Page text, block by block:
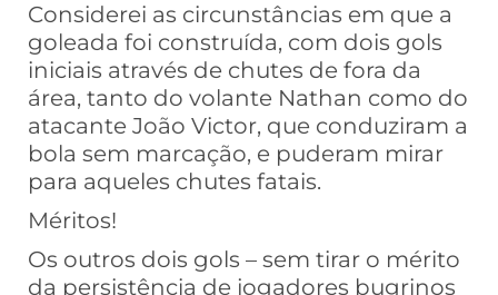
Considerei as circunstâncias em que a
goleada foi construída, com dois gols
iniciais através de chutes de fora da
área, tanto do volante Nathan como do
atacante João Victor, que conduziram a
bola sem marcação, e puderam mirar
para aqueles chutes fatais.
Méritos!
Os outros dois gols – sem tirar o mérito
da persistência de jogadores bugrinos